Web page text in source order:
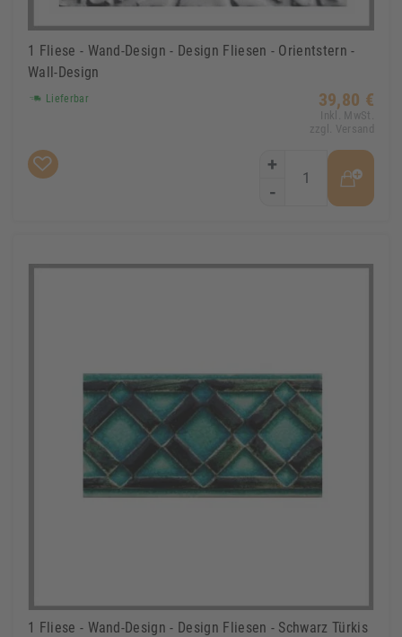
1 Fliese - Wand-Design - Design Fliesen - Orientstern -
Wall-Design
Lieferbar 39,80 €
Inkl. MwSt.
zzgl. Versand
+
-
1 Fliese - Wand-Design - Design Fliesen - Schwarz Türkis